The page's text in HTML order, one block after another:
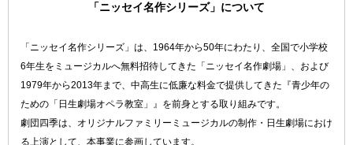
「ニッセイ名作シリーズ」について
「ニッセイ名作シリーズ」は、1964年から50年にわたり、全国で小学校
6年生をミュージカルへ無料招待してきた「ニッセイ名作劇場」、および
1979年から2013年まで、中高生に低廉な料金で提供してきた『青少年の
ための「日生劇場オペラ教室」』を前身とする取り組みです。
劇団四季は、オリジナルファミリーミュージカルの制作・日生劇場におけ
る上演として、本事業に参画しています。